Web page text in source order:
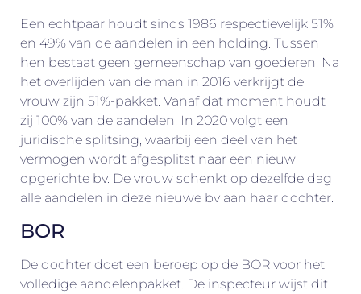
Een echtpaar houdt sinds 1986 respectievelijk 51%
en 49% van de aandelen in een holding. Tussen
hen bestaat geen gemeenschap van goederen. Na
het overlijden van de man in 2016 verkrijgt de
vrouw zijn 51%-pakket. Vanaf dat moment houdt
zij 100% van de aandelen. In 2020 volgt een
juridische splitsing, waarbij een deel van het
vermogen wordt afgesplitst naar een nieuw
opgerichte bv. De vrouw schenkt op dezelfde dag
alle aandelen in deze nieuwe bv aan haar dochter.
BOR
De dochter doet een beroep op de BOR voor het
volledige aandelenpakket. De inspecteur wijst dit